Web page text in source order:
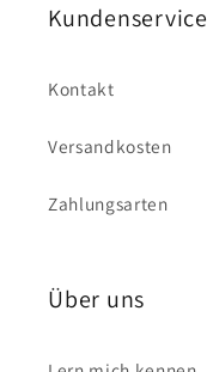
Kundenservice
Kontakt
Versandkosten
Zahlungsarten
Über uns